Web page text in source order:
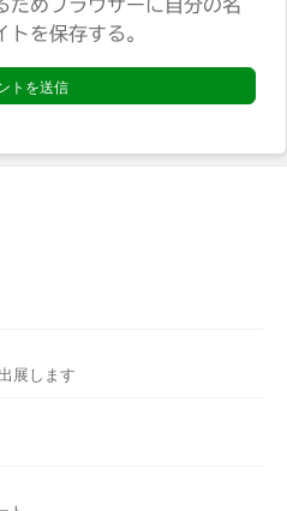
ためブラウザーに自分の名
を保存する。
展します